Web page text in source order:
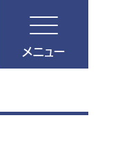
メニュー